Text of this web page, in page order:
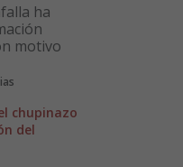
ha
motivo
chupinazo
del